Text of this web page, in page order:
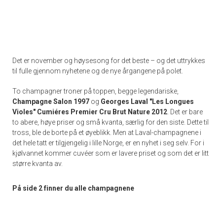
Det er november og høysesong for det beste – og det uttrykkes
til fulle gjennom nyhetene og de nye årgangene på polet.
To champagner troner på toppen, begge legendariske,
Champagne Salon 1997 og Georges Laval "Les Longues
Violes" Cumiéres Premier Cru Brut Nature 2012 . Det er bare
to abere, høye priser og små kvanta, særlig for den siste. Dette til
tross, ble de borte på et øyeblikk. Men at Laval-champagnene i
det hele tatt er tilgjengelig i lille Norge, er en nyhet i seg selv. For i
kjølvannet kommer cuvéer som er lavere priset og som det er litt
større kvanta av.
På side 2 finner du alle champagnene